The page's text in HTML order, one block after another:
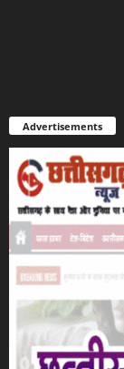
Advertisements